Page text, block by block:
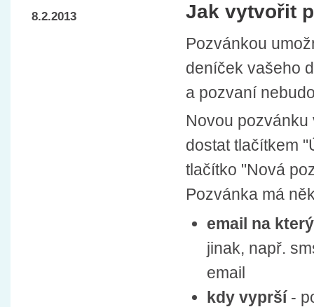
8.2.2013 Jak vytvořit
Pozvánkou
deníček vašeho
a pozvaní
Novou
dostat tlačítkem
tlačítko "Nová
Pozvánka má
email na
jinak, např.
email
kdy vyprší-